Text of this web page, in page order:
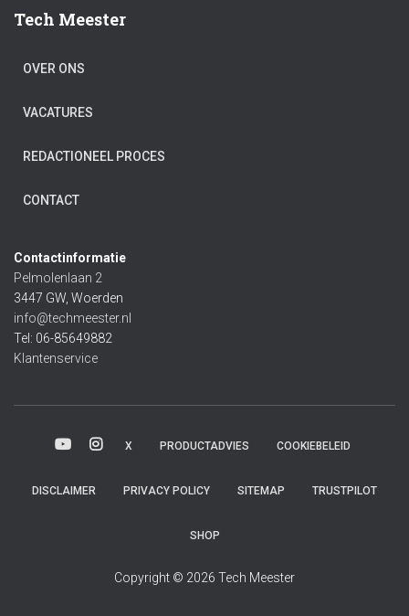
Tech Meester
OVER ONS
VACATURES
REDACTIONEEL PROCES
CONTACT
Contactinformatie
Pelmolenlaan 2
3447 GW, Woerden
info@techmeester.nl
Tel: 06-85649882
Klantenservice
X PRODUCTADVIES COOKIEBELEID
DISCLAIMER PRIVACY POLICY SITEMAP TRUSTPILOT
SHOP
Copyright © 2026 Tech Meester